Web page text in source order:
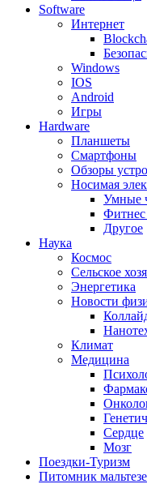
Software
Интернет
Windows
IOS
Android
Игры
Hardware
Планшеты
Смартфоны
Обзоры
Носимая
Умные
Фитнес
Другое
Наука
Космос
Сельское
Энергетика
Новости
Климат
Медицина
Сердце
Мозг
Поездки-Туризм
Питомник мальтезе